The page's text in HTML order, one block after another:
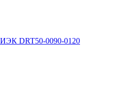
DRT50-0090-0120